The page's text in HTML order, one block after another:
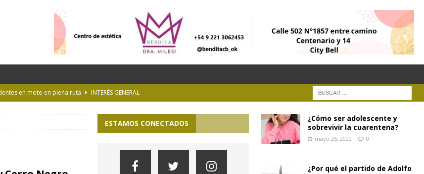
en moto en plena ruta
INTERÉS GENERAL
ESTAMOS CONECTADOS
¿Cómo ser adolescente y
sobrevivir la cuarentena?
mayo 25, 2020 0
¿Por qué el partido de Adolfo